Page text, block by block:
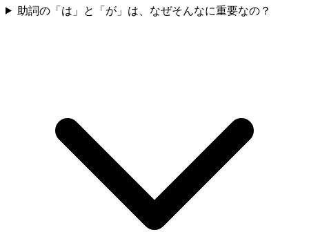
助詞の「は」と「が」は、なぜそんなに重要なの？